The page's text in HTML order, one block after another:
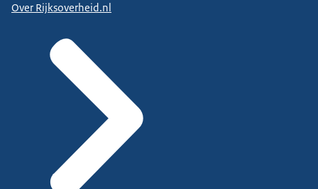
Over Rijksoverheid.nl